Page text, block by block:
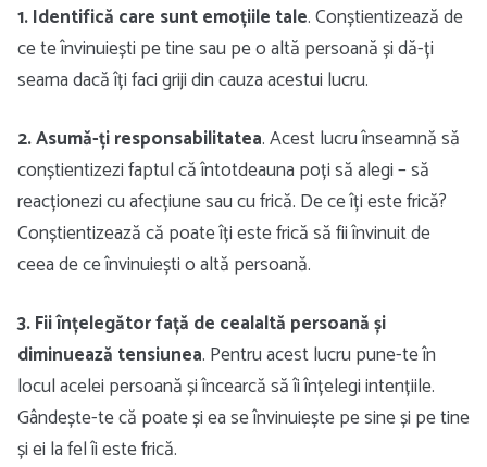
1. Identifică care sunt emoțiile tale. Conștientizează de
ce te învinuiești pe tine sau pe o altă persoană și dă-ți
seama dacă îți faci griji din cauza acestui lucru.
2. Asumă-ți responsabilitatea. Acest lucru înseamnă să
conștientizezi faptul că întotdeauna poți să alegi – să
reacționezi cu afecțiune sau cu frică. De ce îți este frică?
Conștientizează că poate îți este frică să fii învinuit de
ceea de ce învinuiești o altă persoană.
3. Fii înțelegător față de cealaltă persoană și
diminuează tensiunea. Pentru acest lucru pune-te în
locul acelei persoană și încearcă să îi înțelegi intențiile.
Gândește-te că poate și ea se învinuiește pe sine și pe tine
și ei la fel îi este frică.